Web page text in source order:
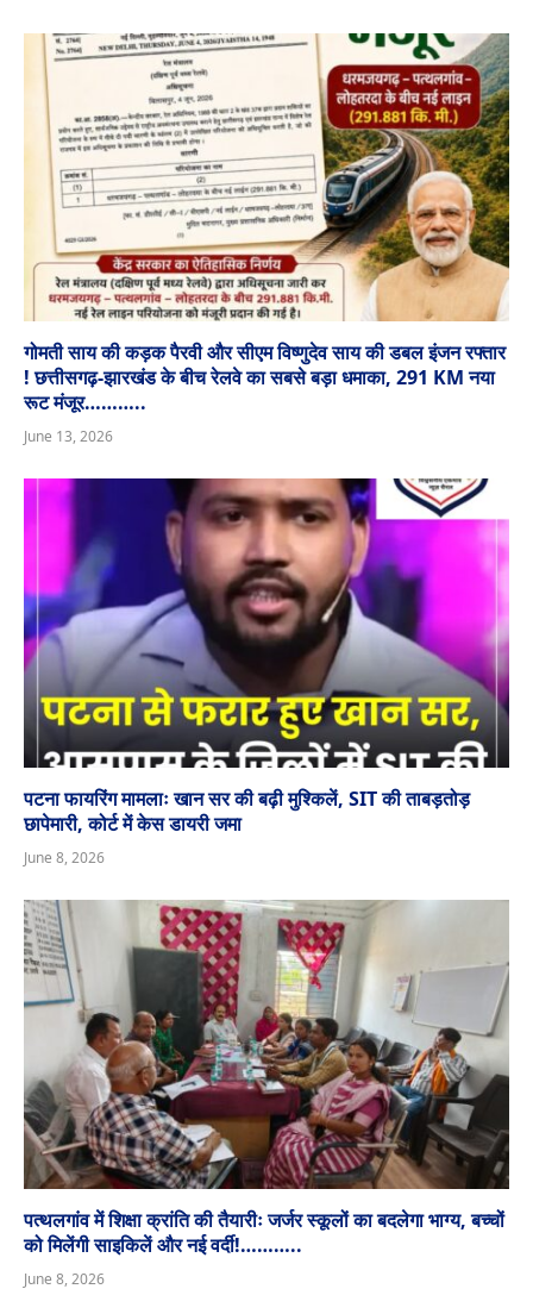
गोमती साय की कड़क पैरवी और सीएम विष्णुदेव साय की डबल इंजन रफ्तार
! छत्तीसगढ़-झारखंड के बीच रेलवे का सबसे बड़ा धमाका, 291 KM नया
रूट मंजूर………..
June 13, 2026
पटना फायरिंग मामलाः खान सर की बढ़ी मुश्किलें, SIT की ताबड़तोड़
छापेमारी, कोर्ट में केस डायरी जमा
June 8, 2026
पत्थलगांव में शिक्षा क्रांति की तैयारीः जर्जर स्कूलों का बदलेगा भाग्य, बच्चों
को मिलेंगी साइकिलें और नई वर्दी!………..
June 8, 2026